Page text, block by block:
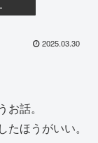
2025.03.30
話。
ほうがいい。